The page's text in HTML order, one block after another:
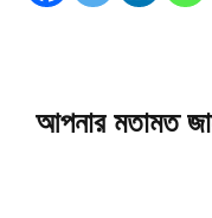
আপনার মতামত